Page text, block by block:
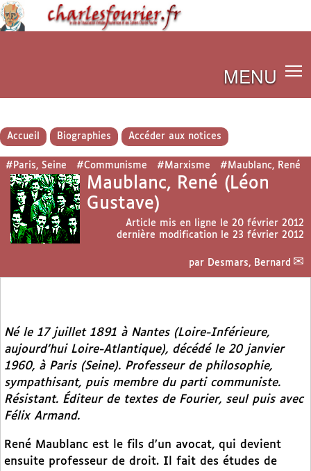
MENU
Accueil Biographies Accéder aux notices
#Paris, Seine #Communisme #Marxisme #Maublanc, René
Maublanc, René (Léon
Gustave)
Article mis en ligne le 20 février 2012
dernière modification le 23 février 2012
par Desmars, Bernard
Né le 17 juillet 1891 à Nantes (Loire-Inférieure,
aujourd’hui Loire-Atlantique), décédé le 20 janvier
1960, à Paris (Seine). Professeur de philosophie,
sympathisant, puis membre du parti communiste.
Résistant. Éditeur de textes de Fourier, seul puis avec
Félix Armand.
René Maublanc est le fils d’un avocat, qui devient
ensuite professeur de droit. Il fait des études de